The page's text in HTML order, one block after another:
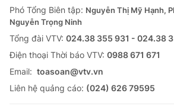
Phó Tổng Biên tập: Nguyễn Thị Mỹ Hạnh,
Nguyễn Trọng Ninh
Tổng đài VTV: 024.38 355 931 - 024.38
Ðiện thoại Thời báo VTV: 0988 671 671
Email: toasoan@vtv.vn
Liên hệ quảng cáo: (024) 626 79595